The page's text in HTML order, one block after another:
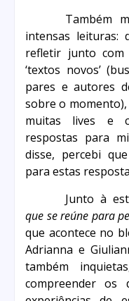
Também
intensas leituras:
refletir junto
‘textos novos’
pares e autores
sobre o
muitas lives e
respostas para
disse, percebi
para estas
Junto à
que se reúne para
que acontece no
Adrianna e
também
compreender os